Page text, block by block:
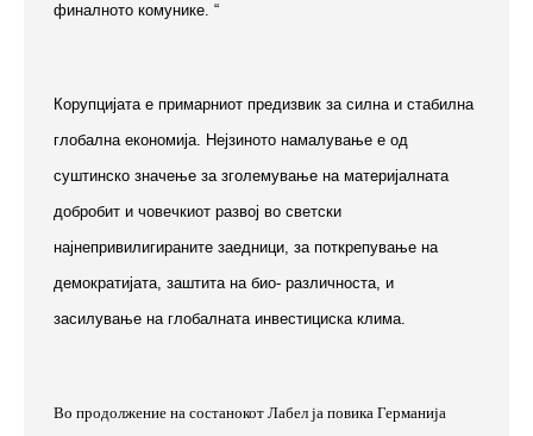
финалното комунике. “
Корупцијата е примарниот предизвик за силна и стабилна
глобална економија. Нејзиното намалување е од
суштинско значење за зголемување на материјалната
добробит и човечкиот развој во светски
најнепривилигираните заедници, за поткрепување на
демократијата, заштита на био- различноста, и
засилување на глобалната инвестициска клима.
Во продолжение на состанокот Лабел ја повика Германија